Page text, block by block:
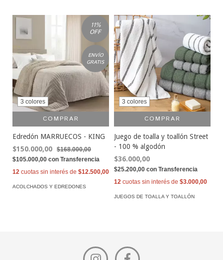
11%
OFF
ENVÍO
GRATIS
3 colores
COMPRAR
Edredón MARRUECOS - KING
$150.000,00
$168.000,00
$105.000,00 con Transferencia
12 cuotas sin interés de $12.500,00
ACOLCHADOS Y EDREDONES
3 colores
COMPRAR
Juego de toalla y toallón Street
- 100 % algodón
$36.000,00
$25.200,00 con Transferencia
12 cuotas sin interés de $3.000,00
JUEGOS DE TOALLA Y TOALLÓN